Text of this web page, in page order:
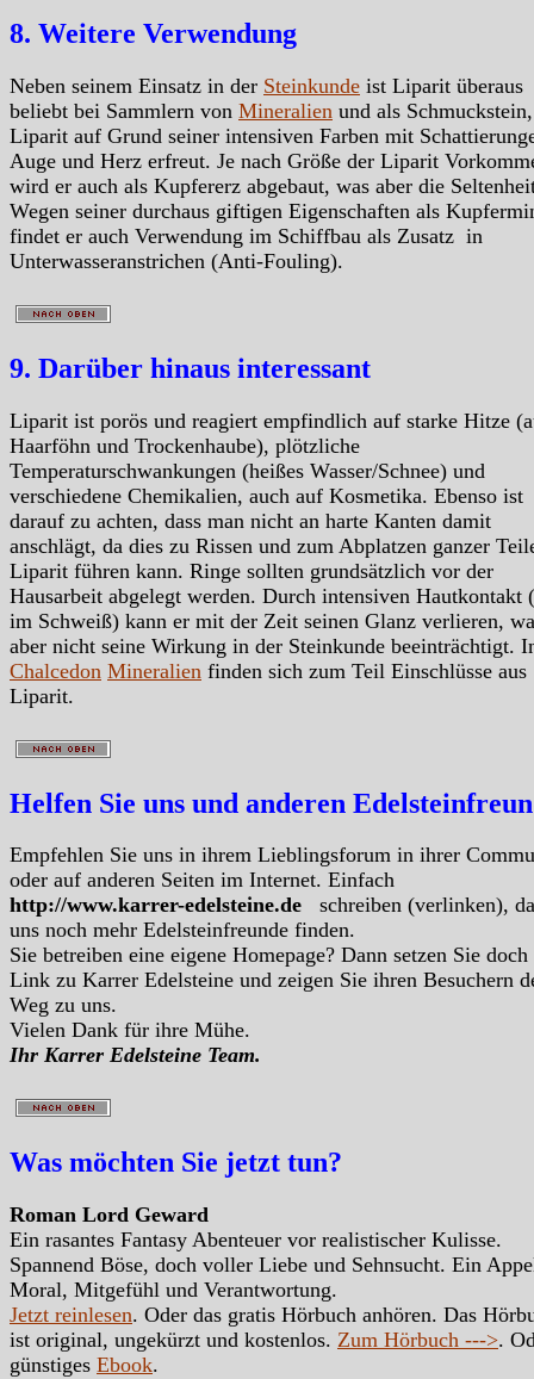
8. Weitere Verwendung
Neben seinem Einsatz in der Steinkunde ist Liparit überaus
beliebt bei Sammlern von Mineralien und als
Liparit auf Grund seiner intensiven Farben mit
Auge und Herz erfreut. Je nach Größe der Liparit
wird er auch als Kupfererz abgebaut, was aber die
Wegen seiner durchaus giftigen Eigenschaften als
findet er auch Verwendung im Schiffbau als Zusatz in
Unterwasseranstrichen (Anti-Fouling).
9. Darüber hinaus interessant
Liparit ist porös und reagiert empfindlich auf starke Hitze
Haarföhn und Trockenhaube), plötzliche
Temperaturschwankungen (heißes Wasser/Schnee) und
verschiedene Chemikalien, auch auf Kosmetika. Ebenso ist
darauf zu achten, dass man nicht an harte Kanten damit
anschlägt, da dies zu Rissen und zum Abplatzen ganzer
Liparit führen kann. Ringe sollten grundsätzlich vor der
Hausarbeit abgelegt werden. Durch intensiven Hautkontakt
im Schweiß) kann er mit der Zeit seinen Glanz verlieren,
aber nicht seine Wirkung in der Steinkunde beeinträchtigt.
Chalcedon Mineralien finden sich zum Teil Einschlüsse aus
Liparit.
Helfen Sie uns und anderen
Empfehlen Sie uns in ihrem Lieblingsforum in ihrer
oder auf anderen Seiten im Internet. Einfach
http://www.karrer-edelsteine.de
schreiben (verlinken),
uns noch mehr Edelsteinfreunde finden.
Sie betreiben eine eigene Homepage? Dann setzen Sie doch
Link zu Karrer Edelsteine und zeigen Sie ihren Besuchern
Weg zu uns.
Vielen Dank für ihre Mühe.
Ihr Karrer Edelsteine Team.
Was möchten Sie jetzt tun?
Roman Lord Geward
Ein rasantes Fantasy Abenteuer vor realistischer Kulisse.
Spannend Böse, doch voller Liebe und Sehnsucht. Ein
Moral, Mitgefühl und Verantwortung.
Jetzt reinlesen. Oder das gratis Hörbuch anhören. Das
ist original, ungekürzt und kostenlos. Zum Hörbuch --->.
günstiges Ebook.